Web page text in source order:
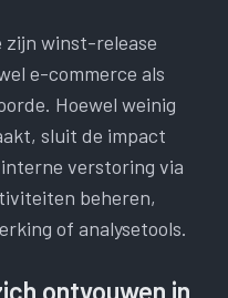
zijn winst-release
e-commerce als
Hoewel weinig
sluit de impact
verstoring via
beheren,
of analysetools.
ontvouwen in